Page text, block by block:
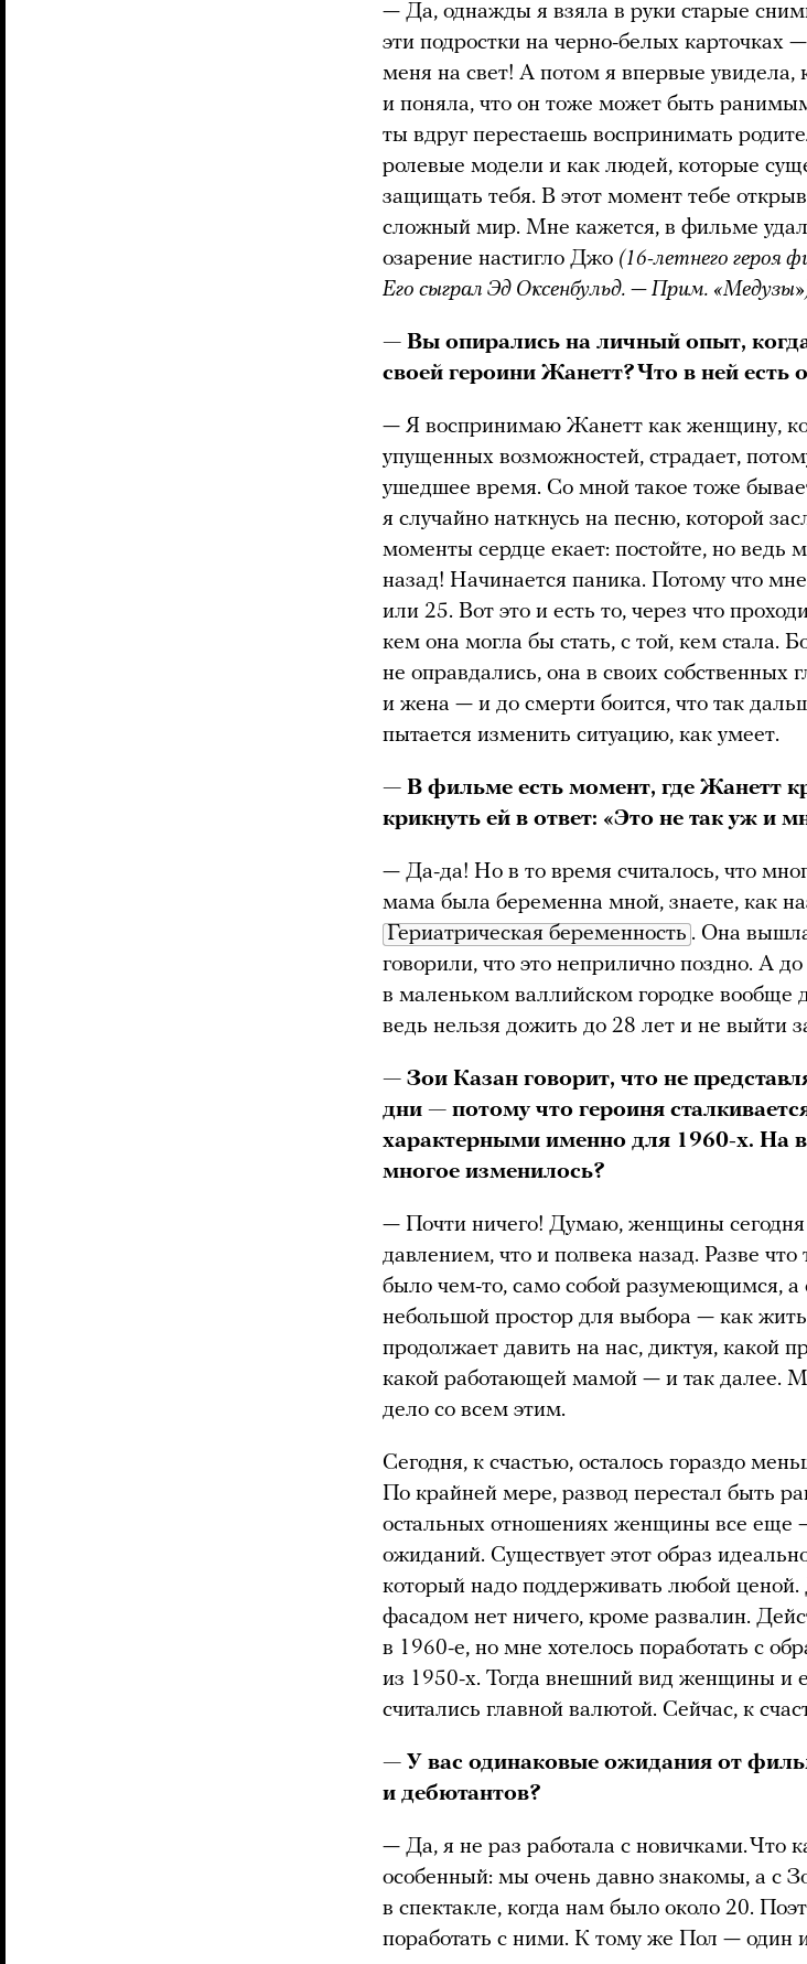
— Да, однажды я взяла в руки старые
эти подростки на черно-белых карточках
меня на свет! А потом я впервые увидела,
и поняла, что он тоже может быть
ты вдруг перестаешь воспринимать
ролевые модели и как людей, которые
защищать тебя. В этот момент тебе
сложный мир. Мне кажется, в фильме
озарение настигло Джо (16-летнего героя
Его сыграл Эд Оксенбульд. — Прим.
— Вы опирались на личный опыт,
своей героини Жанетт? Что в ней есть
— Я воспринимаю Жанетт как женщину,
упущенных возможностей, страдает,
ушедшее время. Со мной такое тоже
я случайно наткнусь на песню, которой
моменты сердце екает: постойте, но ведь
назад! Начинается паника. Потому что
или 25. Вот это и есть то, через что
кем она могла бы стать, с той, кем стала.
не оправдались, она в своих собственных
и жена — и до смерти боится, что так
пытается изменить ситуацию, как умеет.
— В фильме есть момент, где Жанетт
крикнуть ей в ответ: «Это не так уж и
— Да-да! Но в то время считалось, что
мама была беременна мной, знаете, как
Гериатрическая беременность . Она
говорили, что это неприлично поздно. А
в маленьком валлийском городке вообще
ведь нельзя дожить до 28 лет и не выйти
— Зои Казан говорит, что не
дни — потому что героиня
характерными именно для 1960-х. На
многое изменилось?
— Почти ничего! Думаю, женщины сегодня
давлением, что и полвека назад. Разве что
было чем-то, само собой разумеющимся, а
небольшой простор для выбора — как
продолжает давить на нас, диктуя, какой
какой работающей мамой — и так далее.
дело со всем этим.
Сегодня, к счастью, осталось гораздо
По крайней мере, развод перестал быть
остальных отношениях женщины все еще
ожиданий. Существует этот образ
который надо поддерживать любой
фасадом нет ничего, кроме развалин.
в 1960-е, но мне хотелось поработать с
из 1950-х. Тогда внешний вид женщины и
считались главной валютой. Сейчас, к
— У вас одинаковые ожидания от
и дебютантов?
— Да, я не раз работала с новичками. Что
особенный: мы очень давно знакомы, а с
в спектакле, когда нам было около 20.
поработать с ними. К тому же Пол — один